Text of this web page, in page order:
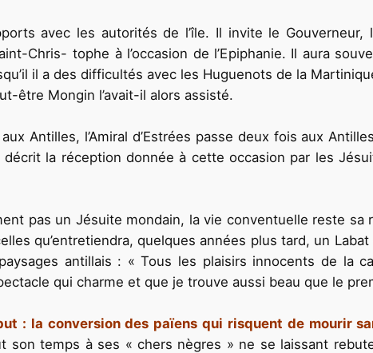
avec les autorités de l’île. Il invite le Gouverneur,
Chris- tophe à l’occasion de l’Epiphanie. Il aura
il a des difficultés avec les Huguenots de la
être Mongin l’avait-il alors assisté.
Antilles, l’Amiral d’Estrées passe deux fois aux
la réception donnée à cette occasion par les
pas un Jésuite mondain, la vie conventuelle reste
qu’entretiendra, quelques années plus tard, un
antillais : « Tous les plaisirs innocents de la
qui charme et que je trouve aussi beau que le
: la conversion des païens qui risquent de mourir
son temps à ses « chers nègres » ne se laissant